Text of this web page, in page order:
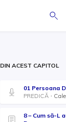
DIN ACEST CAPITOL
01 Persoana
PREDICĂ
8 – Cum să-L